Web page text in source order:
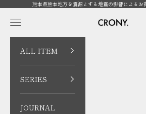
コンテンツへスキップ
熊本県熊本地方を震源とする地震の影響によるお
CRONY.
メニューを開く
ALL ITEM
SERIES
JOURNAL